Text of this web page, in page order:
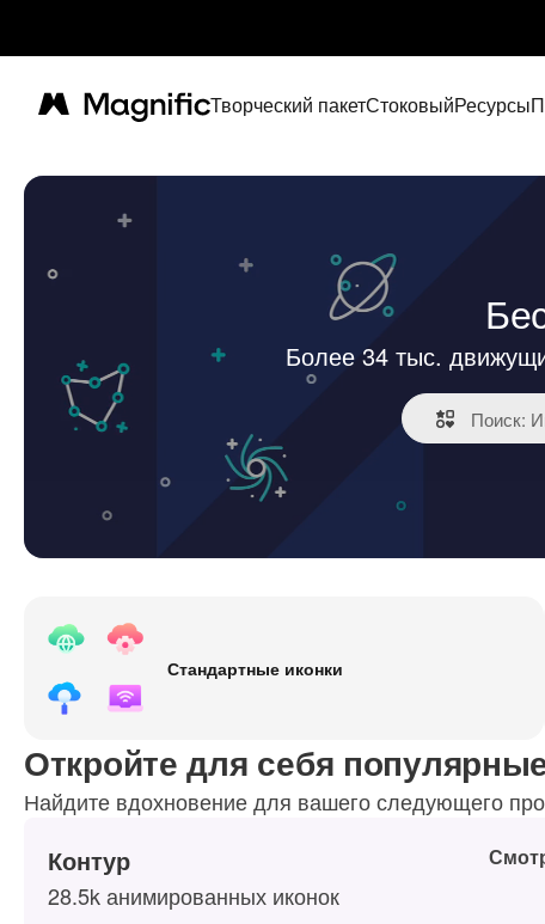
Magnific Творческий пакетСтоковыйРесурсы
Более 34 тыс.
Стандартные иконки
Откройте для себя
Найдите вдохновение для вашего следующего
Контур
28.5k анимированных иконок